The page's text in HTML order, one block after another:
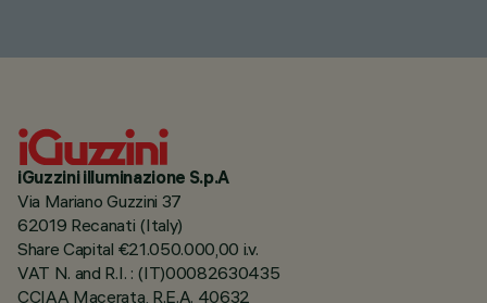
iGuzzini illuminazione S.p.A
Via Mariano Guzzini 37
62019 Recanati (Italy)
Share Capital €21.050.000,00 i.v.
VAT N. and R.I. : (IT)00082630435
CCIAA Macerata, R.E.A. 40632